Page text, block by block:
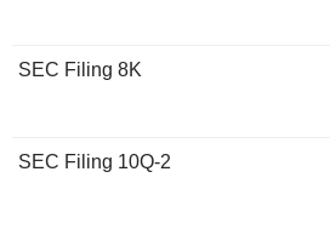
SEC Filing 8K
SEC Filing 10Q-2